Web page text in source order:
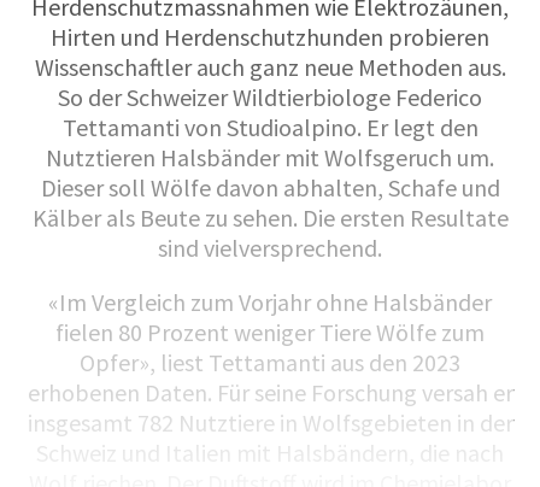
Herdenschutzmassnahmen wie Elektrozäunen,
Hirten und Herdenschutzhunden probieren
Wissenschaftler auch ganz neue Methoden aus.
So der Schweizer Wildtierbiologe Federico
Tettamanti von Studioalpino. Er legt den
Nutztieren Halsbänder mit Wolfsgeruch um.
Dieser soll Wölfe davon abhalten, Schafe und
Kälber als Beute zu sehen. Die ersten Resultate
sind vielversprechend.
«Im Vergleich zum Vorjahr ohne Halsbänder
fielen 80 Prozent weniger Tiere Wölfe zum
Opfer», liest Tettamanti aus den 2023
erhobenen Daten. Für seine Forschung versah er
insgesamt 782 Nutztiere in Wolfsgebieten in der
Schweiz und Italien mit Halsbändern, die nach